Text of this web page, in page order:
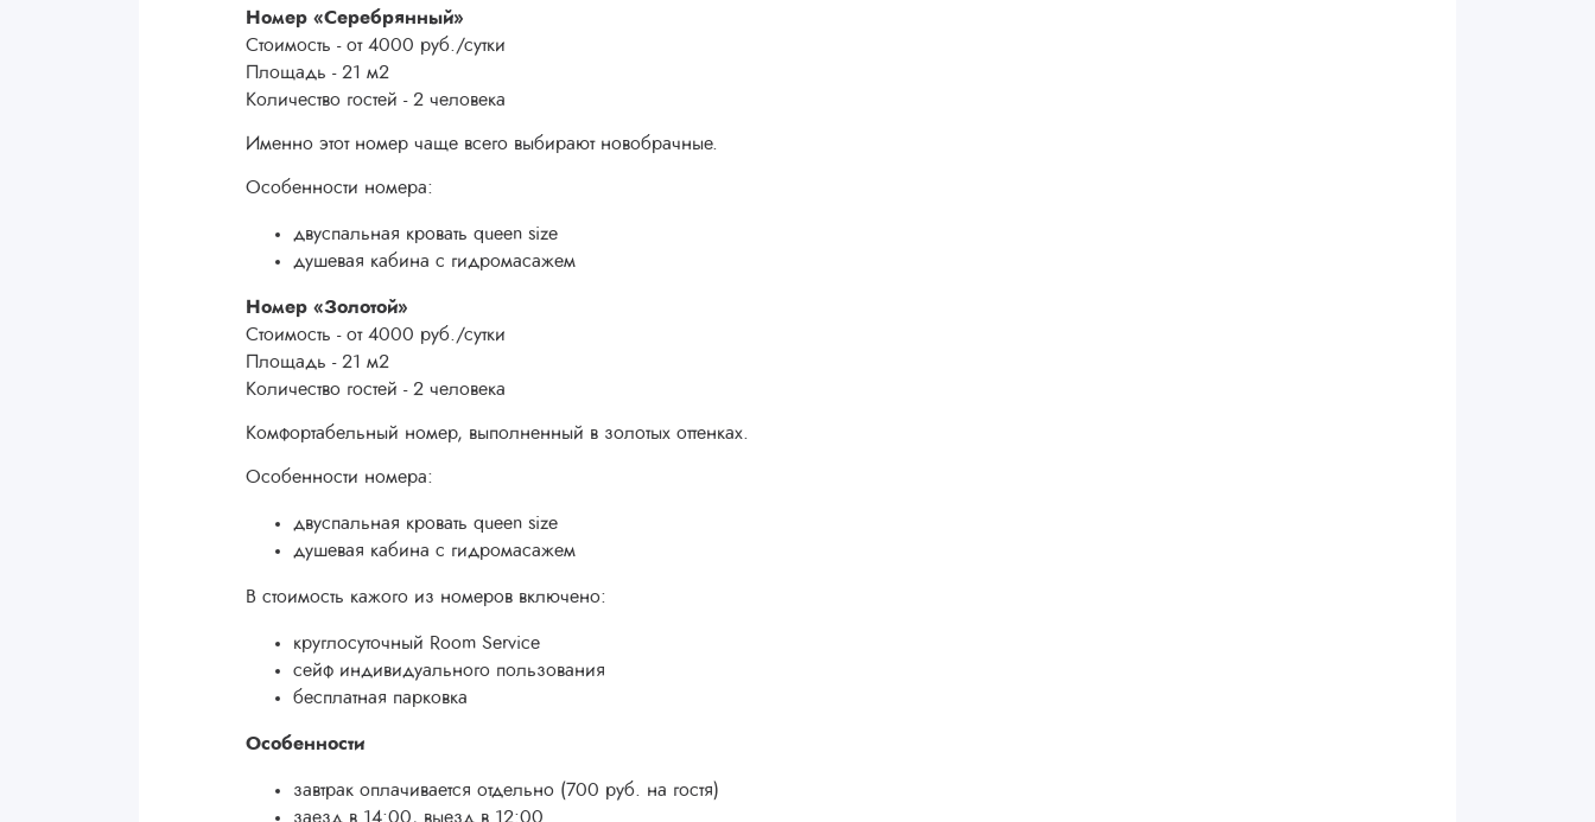
Номер «Серебрянный»
Стоимость - от 4000 руб./сутки
Площадь - 21 м2
Количество гостей - 2 человека
Именно этот номер чаще всего выбирают новобрачные.
Особенности номера:
двуспальная кровать queen size
душевая кабина с гидромасажем
Номер «Золотой»
Стоимость - от 4000 руб./сутки
Площадь - 21 м2
Количество гостей - 2 человека
Комфортабельный номер, выполненный в золотых оттенках.
Особенности номера:
двуспальная кровать queen size
душевая кабина с гидромасажем
В стоимость кажого из номеров включено:
круглосуточный Room Service
сейф индивидуального пользования
бесплатная парковка
Особенности
завтрак оплачивается отдельно (700 руб. на гостя)
заезд в 14:00, выезд в 12:00